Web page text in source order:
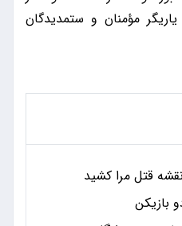
مؤمنان و ستمدیدگان
قتل مرا کشید
بازیکن